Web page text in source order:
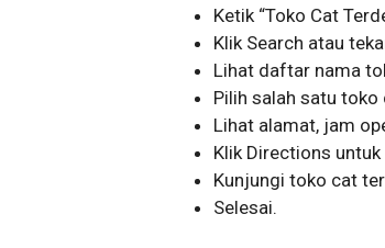
Ketik “Toko Cat
Klik Search atau
Lihat daftar nama
Pilih salah satu toko
Lihat alamat, jam
Klik Directions
Kunjungi toko cat
Selesai.